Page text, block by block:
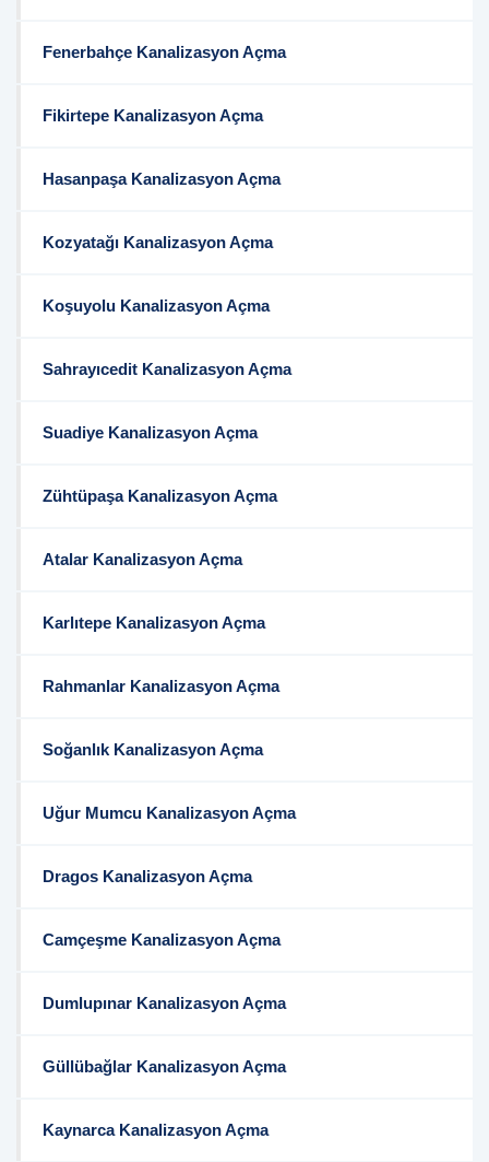
Fenerbahçe Kanalizasyon Açma
Fikirtepe Kanalizasyon Açma
Hasanpaşa Kanalizasyon Açma
Kozyatağı Kanalizasyon Açma
Koşuyolu Kanalizasyon Açma
Sahrayıcedit Kanalizasyon Açma
Suadiye Kanalizasyon Açma
Zühtüpaşa Kanalizasyon Açma
Atalar Kanalizasyon Açma
Karlıtepe Kanalizasyon Açma
Rahmanlar Kanalizasyon Açma
Soğanlık Kanalizasyon Açma
Uğur Mumcu Kanalizasyon Açma
Dragos Kanalizasyon Açma
Camçeşme Kanalizasyon Açma
Dumlupınar Kanalizasyon Açma
Güllübağlar Kanalizasyon Açma
Kaynarca Kanalizasyon Açma